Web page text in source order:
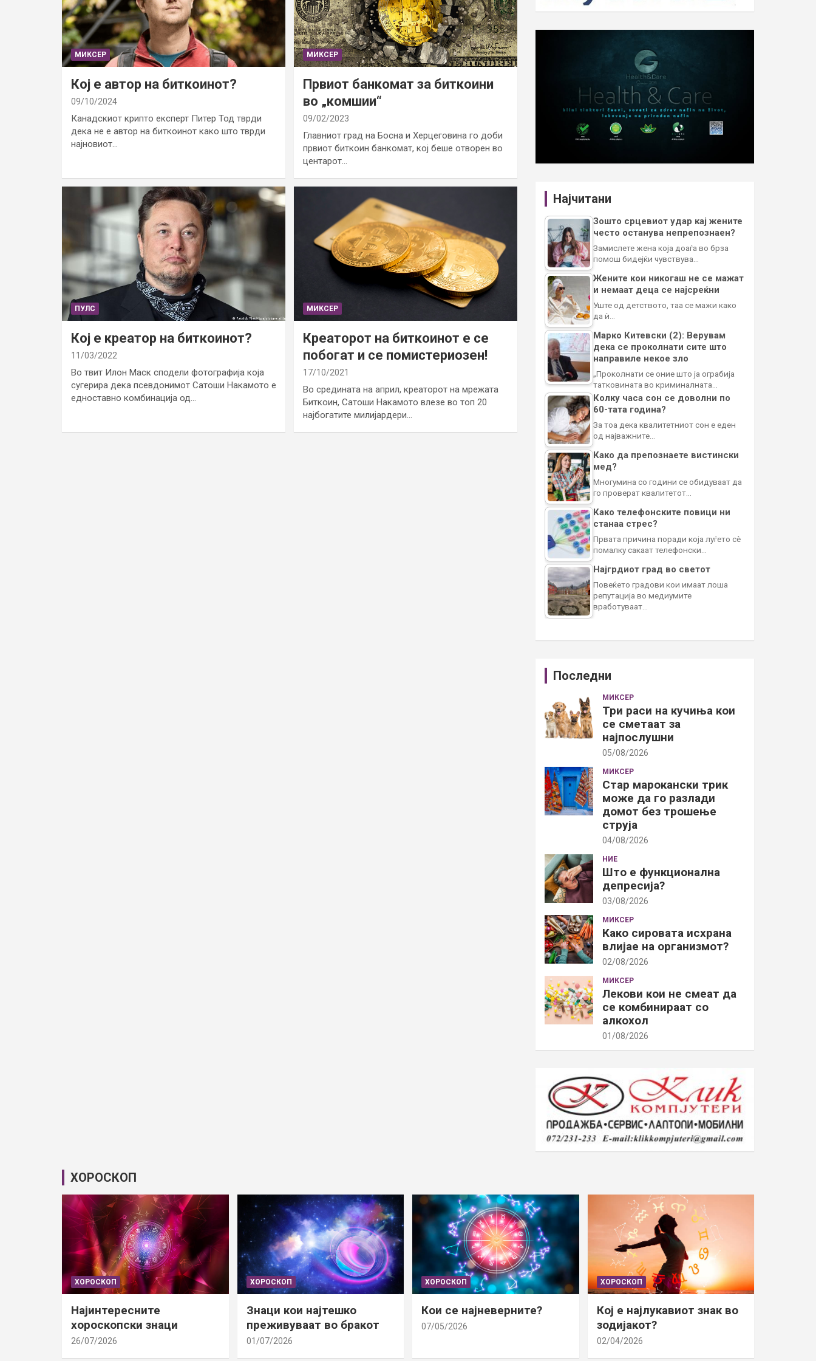
МИКСЕР
Кој е автор на биткоинот?
09/10/2024
Канадскиот крипто експерт Питер Тод тврди
дека не е автор на биткоинот како што тврди
најновиот…
МИКСЕР
Првиот банкомат за биткоини
во „комшии“
09/02/2023
Главниот град на Босна и Херцеговина го доби
првиот биткоин банкомат, кој беше отворен во
центарот…
ПУЛС
Кој е креатор на биткоинот?
11/03/2022
Во твит Илон Маск сподели фотографија која
сугерира дека псевдонимот Сатоши Накамото е
едноставно комбинација од…
МИКСЕР
Креаторот на биткоинот е се
побогат и се помистериозен!
17/10/2021
Во средината на април, креаторот на мрежата
Биткоин, Сатоши Накамото влезе во топ 20
најбогатите милијардери…
Најчитани
Зошто срцевиот удар кај жените
често останува непрепознаен?
Замислете жена која доаѓа во брза
помош бидејќи чувствува…
Жените кои никогаш не се мажат
и немаат деца се најсреќни
Уште од детството, таа се мажи како
да ѝ…
Марко Китевски (2): Верувам
дека се проколнати сите што
направиле некое зло
„Проколнати се оние што ја ограбија
татковината во криминалната…
Колку часа сон се доволни по
60-тата година?
За тоа дека квалитетниот сон е еден
од најважните…
Како да препознаете вистински
мед?
Многумина со години се обидуваат да
го проверат квалитетот…
Како телефонските повици ни
станаа стрес?
Првата причина поради која луѓето сè
помалку сакаат телефонски…
Најгрдиот град во светот
Повеќето градови кои имаат лоша
репутација во медиумите
вработуваат…
Последни
МИКСЕР
Три раси на кучиња кои
се сметаат за
најпослушни
05/08/2026
МИКСЕР
Стар марокански трик
може да го разлади
домот без трошење
струја
04/08/2026
НИЕ
Што е функционална
депресија?
03/08/2026
МИКСЕР
Како сировата исхрана
влијае на организмот?
02/08/2026
МИКСЕР
Лекови кои не смеат да
се комбинираат со
алкохол
01/08/2026
ХОРОСКОП
ХОРОСКОП
Најинтересните
хороскопски знаци
26/07/2026
ХОРОСКОП
Знаци кои најтешко
преживуваат во бракот
01/07/2026
ХОРОСКОП
Кои се најневерните?
07/05/2026
ХОРОСКОП
Кој е најлукавиот знак во
зодијакот?
02/04/2026